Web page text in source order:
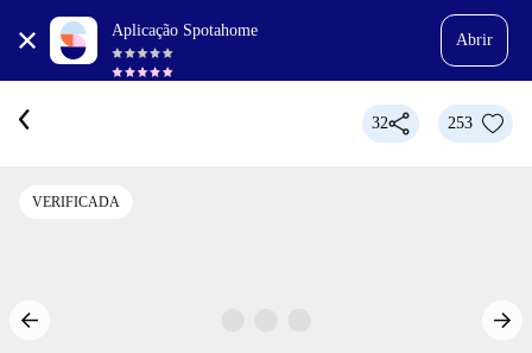
Aplicação Spotahome
Abrir
32 253
VERIFICADA